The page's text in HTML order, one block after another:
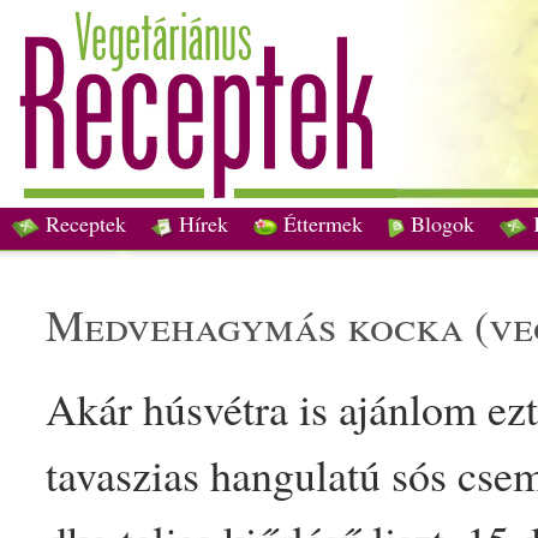
Receptek Hírek Éttermek Blogok
medvehagymás kocka (
Akárhúsvétra is ajánlom
tavaszias hangulatú sós